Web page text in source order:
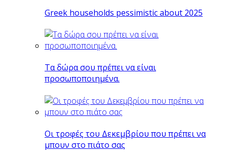
Greek households pessimistic about 2025
Tα δώρα σου πρέπει να είναι
προσωποποιημένα.
Οι τροφές του Δεκεμβρίου που πρέπει να
μπουν στο πιάτο σας